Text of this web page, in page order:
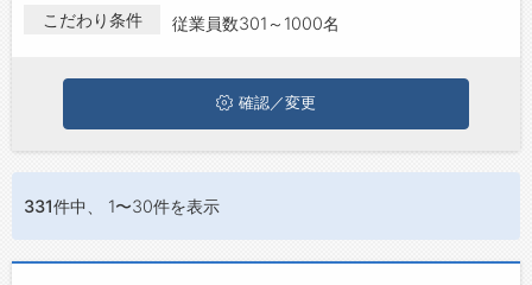
お問い合わせ
よくあるご質問
こだわり条件
従業員数301～1000名
確認／変更
331件中、 1〜30件を表示